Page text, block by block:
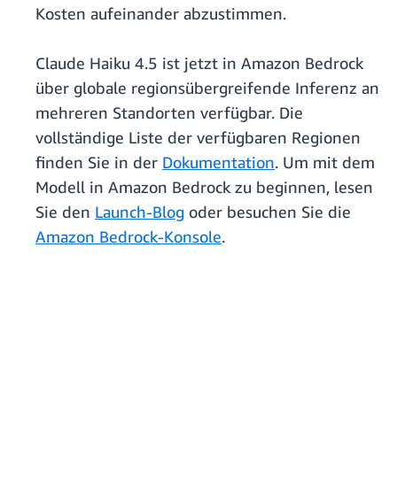
Kosten aufeinander abzustimmen.
Claude Haiku 4.5 ist jetzt in Amazon Bedrock
über globale regionsübergreifende Inferenz an
mehreren Standorten verfügbar. Die
vollständige Liste der verfügbaren Regionen
finden Sie in der Dokumentation. Um mit dem
Modell in Amazon Bedrock zu beginnen, lesen
Sie den Launch-Blog oder besuchen Sie die
Amazon Bedrock-Konsole.